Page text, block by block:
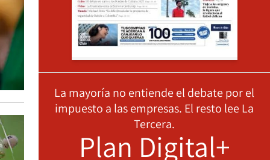
La mayoría no entiende el debate por el
impuesto a las empresas. El resto lee La
Tercera.
Plan Digital+